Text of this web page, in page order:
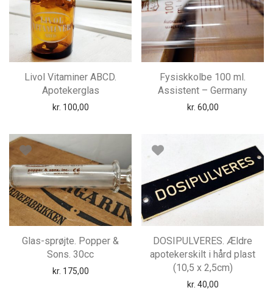
Livol Vitaminer ABCD.
Apotekerglas
kr. 100,00
Fysiskkolbe 100 ml.
Assistent – Germany
kr. 60,00
Glas-sprøjte. Popper &
Sons. 30cc
kr. 175,00
DOSIPULVERES. Ældre
apotekerskilt i hård plast
(10,5 x 2,5cm)
kr. 40,00